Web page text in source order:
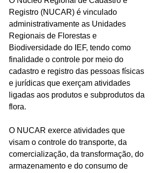
Registro (NUCAR) é vinculado
administrativamente as Unidades
Regionais de Florestas e
Biodiversidade do IEF, tendo como
finalidade o controle por meio do
cadastro e registro das pessoas físicas
e jurídicas que exerçam atividades
ligadas aos produtos e subprodutos da
flora.
O NUCAR exerce atividades que
visam o controle do transporte, da
comercialização, da transformação, do
armazenamento e do consumo de